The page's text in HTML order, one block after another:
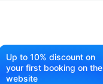
Up to 10% discount on
your first booking on the
website